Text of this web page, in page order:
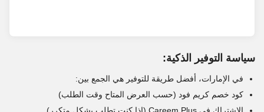
سياسة التوفير الذكية:
في الإمارات، أفضل طريقة للتوفير هي الجمع بين:
كود خصم كريم فود (حسب العرض المتاح وقت الطلب)